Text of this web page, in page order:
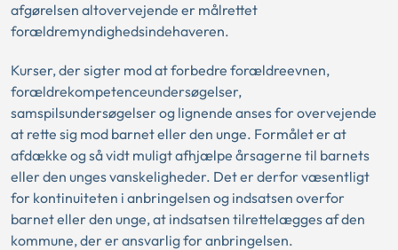
afgørelsen altovervejende er målrettet
forældremyndighedsindehaveren.
Kurser, der sigter mod at forbedre forældreevnen,
forældrekompetenceundersøgelser,
samspilsundersøgelser og lignende anses for overvejende
at rette sig mod barnet eller den unge. Formålet er at
afdække og så vidt muligt afhjælpe årsagerne til barnets
eller den unges vanskeligheder. Det er derfor væsentligt
for kontinuiteten i anbringelsen og indsatsen overfor
barnet eller den unge, at indsatsen tilrettelægges af den
kommune, der er ansvarlig for anbringelsen.